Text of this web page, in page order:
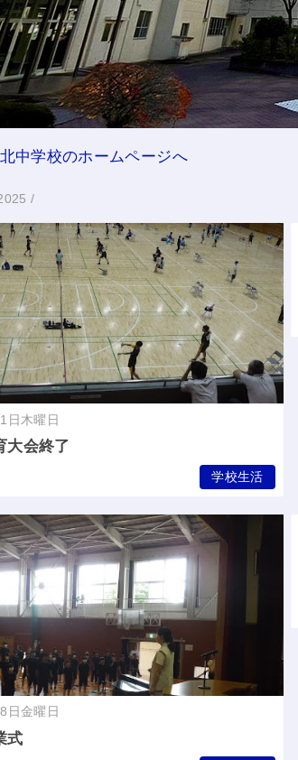
中学校のホームページへ
/
日木曜日
大会終了
学校生活
日金曜日
式